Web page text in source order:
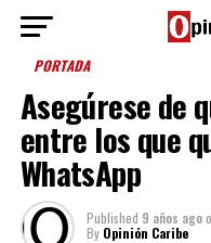
PORTADA
Asegúrese de
entre los que
WhatsApp
Published 9 años ago
By Opinión Caribe